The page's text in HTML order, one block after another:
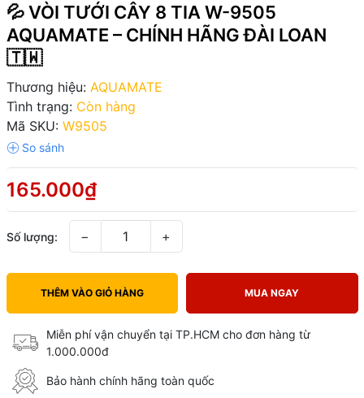
💦 VÒI TƯỚI CÂY 8 TIA W-9505
AQUAMATE – CHÍNH HÃNG ĐÀI LOAN
🇹🇼
Thương hiệu: AQUAMATE
Tình trạng: Còn hàng
Mã SKU: W9505
165.000₫
Số lượng: − +
THÊM VÀO GIỎ HÀNG MUA NGAY
Miễn phí vận chuyển tại TP.HCM cho đơn hàng từ
1.000.000đ
Bảo hành chính hãng toàn quốc